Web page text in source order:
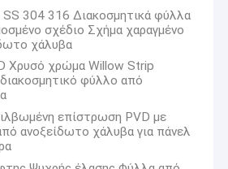
304 316 Διακοσμητικά φύλλα
σχέδιο Σχήμα χαραγμένο
χάλυβα
Χρυσό χρώμα Willow Strip
φύλλο από
επίστρωση PVD με
ανοξείδωτο χάλυβα για πάνελ